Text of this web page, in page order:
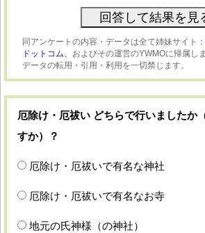
同アンケートの内容・データは全て姉妹サイト：
ドットコム、 およびその運営のYWMOに帰属し
データの転用・引用・利用を一切禁じます。
厄除け・厄祓い どちらで行いましたか
すか）？
厄除け・厄祓いで有名な神社
厄除け・厄祓いで有名なお寺
地元の氏神様（の神社）